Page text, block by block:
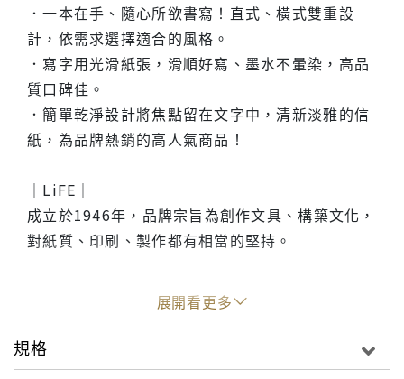
．一本在手、隨心所欲書寫！直式、橫式雙重設
計，依需求選擇適合的風格。
．寫字用光滑紙張，滑順好寫、墨水不暈染，高品
質口碑佳。
．簡單乾淨設計將焦點留在文字中，清新淡雅的信
紙，為品牌熱銷的高人氣商品！
｜LiFE｜
成立於1946年，品牌宗旨為創作文具、構築文化，
對紙質、印刷、製作都有相當的堅持。
品牌認為文具是活的，所有的製程都由職人高標準
對待，例如印刷時特別使用能讓文字清楚呈現的特
別色，製本也是由職人一冊一冊用心製作。紙張不
僅是易書寫即可，顏色不過於亮白、使用時不感到
展開看更多
規格